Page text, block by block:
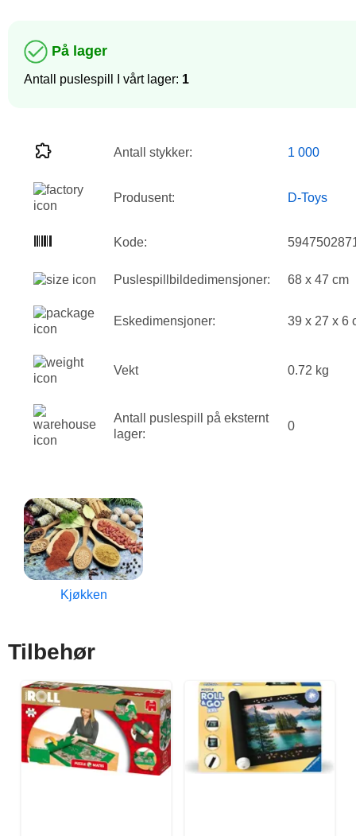
På lager
Antall puslespill I vårt lager: 1
Antall stykker: 1 000
Produsent: D-Toys
Kode:
Puslespillbildedimensjoner: 68 x 47 cm
Eskedimensjoner: 39 x 27 x 6
Vekt 0.72 kg
Antall puslespill på eksternt
lager:
0
Kjøkken
Tilbehør